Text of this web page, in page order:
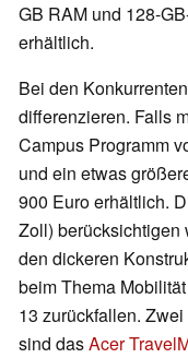
GB RAM und 128-
erhältlich.
Bei den
differenzieren. Falls
Campus Programm
und ein etwas
900 Euro erhältlich.
Zoll) berücksichtigen
den dickeren
beim Thema
13 zurückfallen.
sind dasAcer